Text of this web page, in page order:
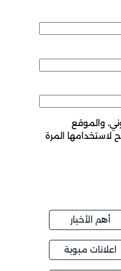
والموقع
لاستخدامها المرة
أهم الأخبار
اعلانات مبوبة